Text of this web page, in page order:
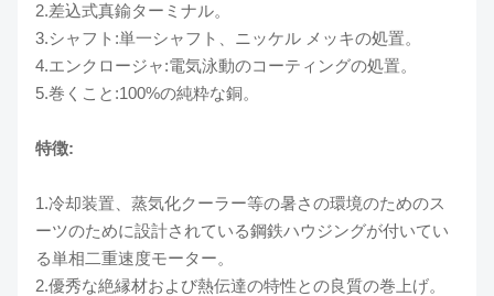
2.差込式真鍮ターミナル。
3.シャフト:単一シャフト、ニッケル メッキの処置。
4.エンクロージャ:電気泳動のコーティングの処置。
5.巻くこと:100%の純粋な銅。
特徴:
1.冷却装置、蒸気化クーラー等の暑さの環境のためのス
ーツのために設計されている鋼鉄ハウジングが付いてい
る単相二重速度モーター。
2.優秀な絶縁材および熱伝達の特性との良質の巻上げ。